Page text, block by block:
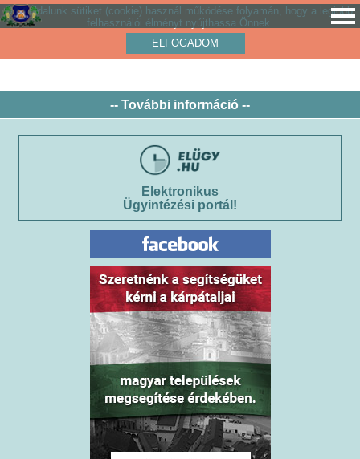
Weboldalunk sütiket (cookie) használ működése folyamán, hogy a legjobb
felhasználói élményt nyújthassa Önnek.
ELFOGADOM
-- További információ --
Elektronikus
Ügyintézési portál!